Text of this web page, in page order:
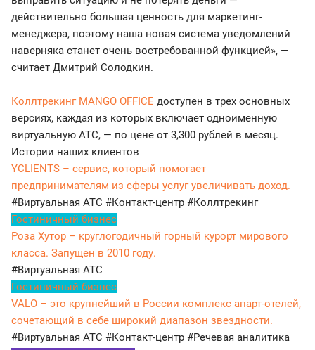
действительно большая ценность для маркетинг-
менеджера, поэтому наша новая система уведомлений
наверняка станет очень востребованной функцией», —
считает Дмитрий Солодкин.
Коллтрекинг MANGO OFFICE доступен в трех основных
версиях, каждая из которых включает одноименную
виртуальную АТС, — по цене от 3,300 рублей в месяц.
Истории наших клиентов
YCLIENTS – сервис, который помогает
предпринимателям из сферы услуг увеличивать доход.
#Виртуальная АТС #Контакт-центр #Коллтрекинг
Гостиничный бизнес
Роза Хутор – круглогодичный горный курорт мирового
класса. Запущен в 2010 году.
#Виртуальная АТС
Гостиничный бизнес
VALO – это крупнейший в России комплекс апарт-отелей,
сочетающий в себе широкий диапазон звездности.
#Виртуальная АТС #Контакт-центр #Речевая аналитика